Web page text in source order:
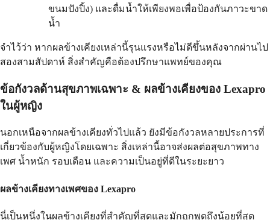
ขนมปังปิ้ง) และดื่มน้ำให้เพียงพอเพื่อป้องกันภาวะขาด
น้ำ
จำไว้ว่า หากผลข้างเคียงเหล่านี้รุนแรงหรือไม่ดีขึ้นหลังจากผ่านไป
สองสามสัปดาห์ สิ่งสำคัญคือต้องปรึกษาแพทย์ของคุณ
ข้อกังวลด้านสุขภาพเฉพาะ & ผลข้างเคียงของ Lexapro
ในผู้หญิง
นอกเหนือจากผลข้างเคียงทั่วไปแล้ว ยังมีข้อกังวลหลายประการที่
เกี่ยวข้องกับผู้หญิงโดยเฉพาะ สิ่งเหล่านี้อาจส่งผลต่อสุขภาพทาง
เพศ น้ำหนัก รอบเดือน และความเป็นอยู่ที่ดีในระยะยาว
ผลข้างเคียงทางเพศของ Lexapro
นี่เป็นหนึ่งในผลข้างเคียงที่สำคัญที่สุดและมักถูกพูดถึงน้อยที่สุด